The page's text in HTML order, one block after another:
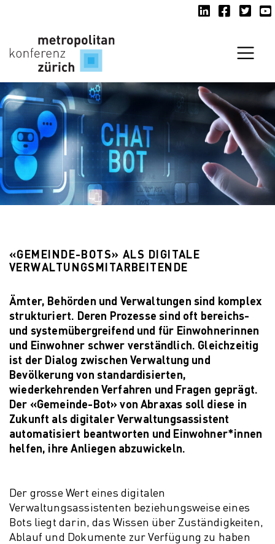
LinkedIn
Facebook
«GEMEINDE-BOTS» ALS DIGITALE
VERWALTUNGSMITARBEITENDE
Ämter, Behörden und Verwaltungen sind komplex
strukturiert. Deren Prozesse sind oft bereichs-
und systemübergreifend und für Einwohnerinnen
und Einwohner schwer verständlich. Gleichzeitig
ist der Dialog zwischen Verwaltung und
Bevölkerung von standardisierten,
wiederkehrenden Verfahren und Fragen geprägt.
Der «Gemeinde-Bot» von Abraxas soll diese in
Zukunft als digitaler Verwaltungsassistent
automatisiert beantworten und Einwohner*innen
helfen, ihre Anliegen abzuwickeln.
Der grosse Wert eines digitalen
Verwaltungsassistenten beziehungsweise eines
Bots liegt darin, das Wissen über Zuständigkeiten,
Ablauf und Dokumente zur Verfügung zu haben